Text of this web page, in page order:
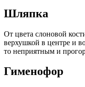
Шляпка
От цвета слоновой
верхушкой в центре и
то неприятным и
Гименофор